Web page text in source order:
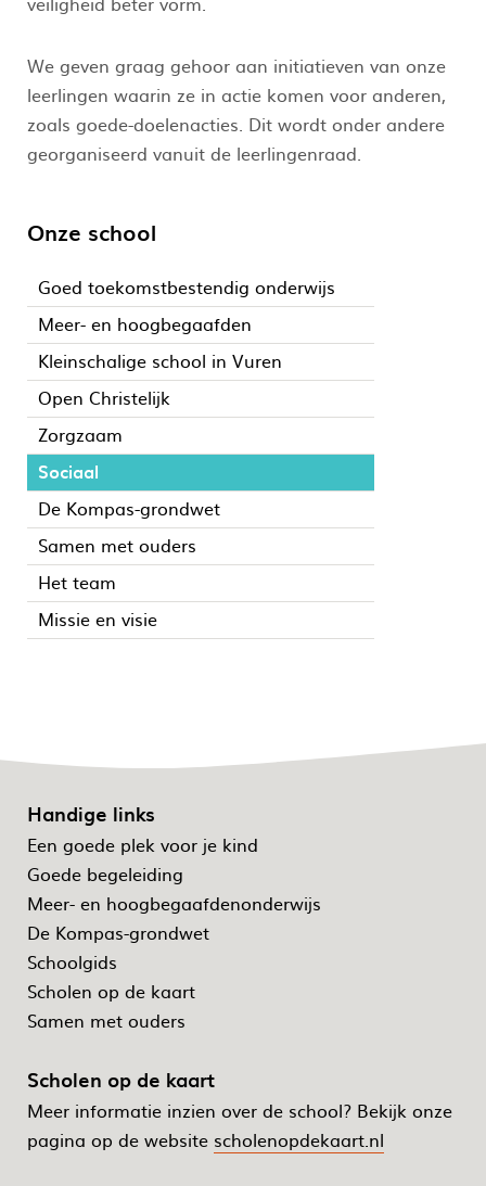
We geven graag gehoor aan initiatieven van onze
leerlingen waarin ze in actie komen voor anderen,
zoals goede-doelenacties. Dit wordt onder andere
georganiseerd vanuit de leerlingenraad.
Onze school
Goed toekomstbestendig onderwijs
Meer- en hoogbegaafden
Kleinschalige school in Vuren
Open Christelijk
Zorgzaam
Sociaal
De Kompas-grondwet
Samen met ouders
Het team
Missie en visie
Handige links
Een goede plek voor je kind
Goede begeleiding
Meer- en hoogbegaafdenonderwijs
De Kompas-grondwet
Schoolgids
Scholen op de kaart
Samen met ouders
Scholen op de kaart
Meer informatie inzien over de school? Bekijk onze
pagina op de website scholenopdekaart.nl